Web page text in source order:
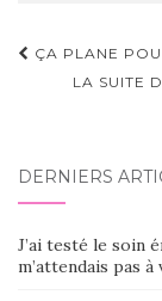
d'article
ÇA PLANE
LA SUITE
DERNIERS
J’ai testé le soin
m’attendais pas